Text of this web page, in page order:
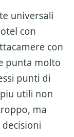
universali
con
con
punta molto
punti di
utili non
ma